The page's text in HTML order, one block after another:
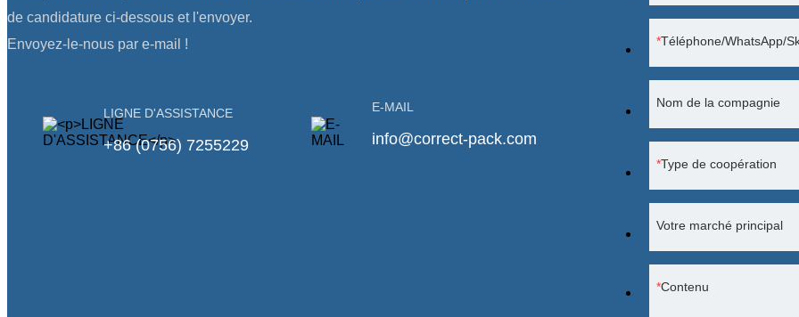
de candidature ci-dessous et l'envoyer.
Envoyez-le-nous par e-mail !
LIGNE D'ASSISTANCE
+86 (0756) 7255229
E-MAIL
info@correct-pack.com
Téléphone/WhatsApp/
Nom de la compagnie
Type de coopération
Votre marché principal
Contenu